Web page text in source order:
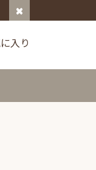
入り